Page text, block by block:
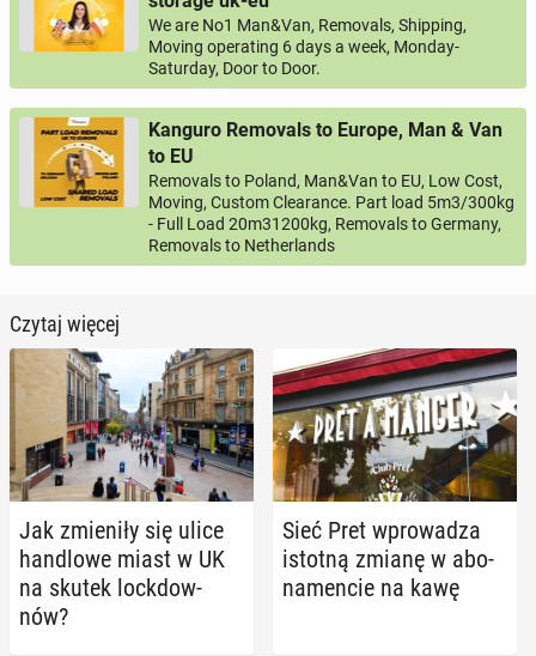
We are No1 Man&Van, Removals, Shipping,
Moving operating 6 days a week, Monday-
Saturday, Door to Door.
Kanguro Removals to Europe, Man & Van
to EU
Removals to Poland, Man&Van to EU, Low Cost,
Moving, Custom Clearance. Part load 5m3/300kg
- Full Load 20m31200kg, Removals to Germany,
Removals to Netherlands
Czytaj więcej
Jak zmie­ni­ły się ulice
han­dlo­we miast w UK
na skutek lock­dow­
nów?
Sieć Pret wpro­wa­dza
istotną zmianę w abo­
na­men­cie na kawę